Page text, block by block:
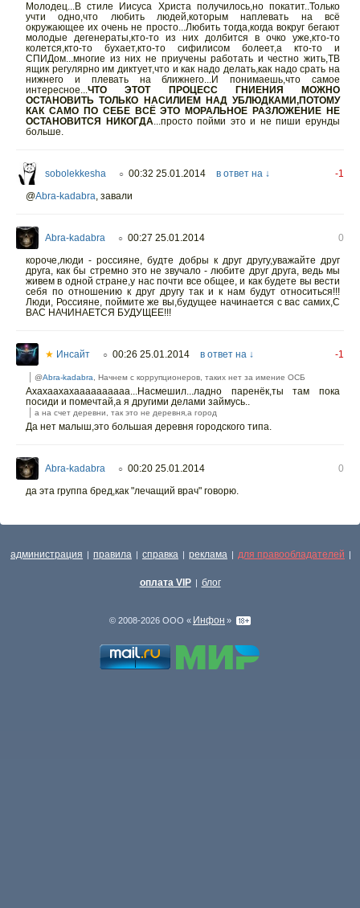
Молодец...В стиле Иисуса Христа получилось,но покатит..Только
учти одно,что любить людей,которым наплевать на всё
окружающее их очень не просто...Любить тогда,когда вокруг бегают
молодые дегенераты,кто-то из них долбится в очко уже,кто-то
колется,кто-то бухает,кто-то сифилисом болеет,а кто-то и
СПИДом...многие из них не приучены работать и честно жить,ТВ
ящик регулярно им диктует,что и как надо делать,как надо срать на
нижнего и плевать на ближнего...И понимаешь,что самое
интересное...ЧТО ЭТОТ ПРОЦЕСС ГНИЕНИЯ МОЖНО
ОСТАНОВИТЬ ТОЛЬКО НАСИЛИЕМ НАД УБЛЮДКАМИ,ПОТОМУ
КАК САМО ПО СЕБЕ ВСЁ ЭТО МОРАЛЬНОЕ РАЗЛОЖЕНИЕ НЕ
ОСТАНОВИТСЯ НИКОГДА...просто пойми это и не пиши ерунды
больше.
sobolekkesha ○ 00:32 25.01.2014 в ответ на ↓
-1
@Abra-kadabra, завали
Abra-kadabra ○ 00:27 25.01.2014
0
короче,люди - россияне, будте добры к друг другу,уважайте друг
друга, как бы стремно это не звучало - любите друг друга, ведь мы
живем в одной стране,у нас почти все общее, и как будете вы вести
себя по отношению к друг другу так и к нам будут относиться!!!
Люди, Россияне, поймите же вы,будущее начинается с вас самих,С
ВАС НАЧИНАЕТСЯ БУДУЩЕЕ!!!
★ Инсайт ○ 00:26 25.01.2014 в ответ на ↓ -1
@Abra-kadabra, Начнем с коррупционеров, таких нет за имение ОСБ
Ахахаахахаааааааааа...Насмешил...ладно паренёк,ты там пока
посиди и помечтай,а я другими делами займусь..
а на счет деревни, так это не деревня,а город
Да нет малыш,это большая деревня городского типа.
Abra-kadabra ○ 00:20 25.01.2014
0
да эта группа бред,как "лечащий врач" говорю.
администрация | правила | справка | реклама | для правообладателей |
оплата VIP | блог
© 2008-2026 ООО « Инфон »